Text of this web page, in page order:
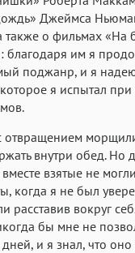
Джеймса
о фильмах «На
благодаря им я
поджанр, и я
я испытал при
отвращением
внутри обед. Но
взятые не могли
когда я не был
расставив вокруг
бы мне не
и я знал, что оно